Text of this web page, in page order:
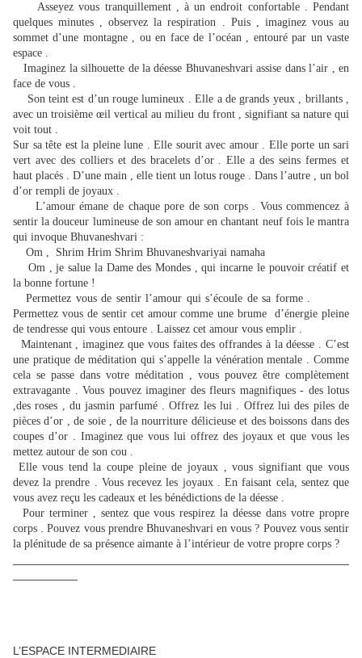
Asseyez vous tranquillement , à un endroit confortable . Pendant
quelques minutes , observez la respiration . Puis , imaginez vous au
sommet d’une montagne , ou en face de l’océan , entouré par un vaste
espace .
Imaginez la silhouette de la déesse Bhuvaneshvari assise dans l’air , en
face de vous .
Son teint est d’un rouge lumineux . Elle a de grands yeux , brillants ,
avec un troisième œil vertical au milieu du front , signifiant sa nature qui
voit tout .
Sur sa tête est la pleine lune . Elle sourit avec amour . Elle porte un sari
vert avec des colliers et des bracelets d’or . Elle a des seins fermes et
haut placés . D’une main , elle tient un lotus rouge . Dans l’autre , un bol
d’or rempli de joyaux .
L’amour émane de chaque pore de son corps . Vous commencez à
sentir la douceur lumineuse de son amour en chantant neuf fois le mantra
qui invoque Bhuvaneshvari :
Om , Shrim Hrim Shrim Bhuvaneshvariyai namaha
Om , je salue la Dame des Mondes , qui incarne le pouvoir créatif et
la bonne fortune !
Permettez vous de sentir l’amour qui s’écoule de sa forme .
Permettez vous de sentir cet amour comme une brume d’énergie pleine
de tendresse qui vous entoure . Laissez cet amour vous emplir .
Maintenant , imaginez que vous faites des offrandes à la déesse . C’est
une pratique de méditation qui s’appelle la vénération mentale . Comme
cela se passe dans votre méditation , vous pouvez être complètement
extravagante . Vous pouvez imaginer des fleurs magnifiques - des lotus
,des roses , du jasmin parfumé . Offrez les lui . Offrez lui des piles de
pièces d’or , de soie , de la nourriture délicieuse et des boissons dans des
coupes d’or . Imaginez que vous lui offrez des joyaux et que vous les
mettez autour de son cou .
Elle vous tend la coupe pleine de joyaux , vous signifiant que vous
devez la prendre . Vous recevez les joyaux . En faisant cela, sentez que
vous avez reçu les cadeaux et les bénédictions de la déesse .
Pour terminer , sentez que vous respirez la déesse dans votre propre
corps . Pouvez vous prendre Bhuvaneshvari en vous ? Pouvez vous sentir
la plénitude de sa présence aimante à l’intérieur de votre propre corps ?
L’ESPACE INTERMEDIAIRE